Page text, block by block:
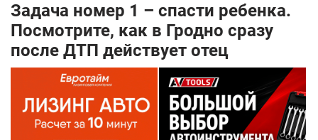
Задача номер 1 – спасти ребенка.
Посмотрите, как в Гродно сразу
после ДТП действует отец